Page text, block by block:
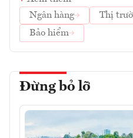
Ngân hàng
Thị
Bảo hiểm
Đừng bỏ lỡ